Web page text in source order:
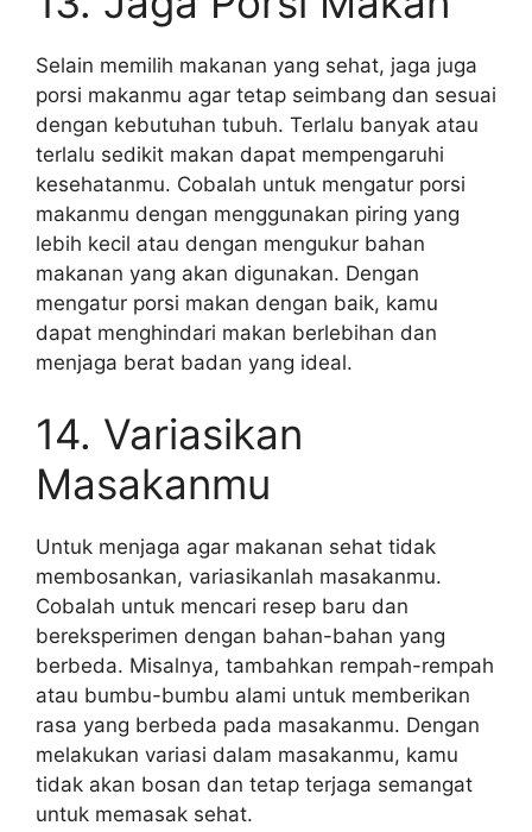
Selain memilih makanan yang sehat, jaga juga
porsi makanmu agar tetap seimbang dan sesuai
dengan kebutuhan tubuh. Terlalu banyak atau
terlalu sedikit makan dapat mempengaruhi
kesehatanmu. Cobalah untuk mengatur porsi
makanmu dengan menggunakan piring yang
lebih kecil atau dengan mengukur bahan
makanan yang akan digunakan. Dengan
mengatur porsi makan dengan baik, kamu
dapat menghindari makan berlebihan dan
menjaga berat badan yang ideal.
14. Variasikan
Masakanmu
Untuk menjaga agar makanan sehat tidak
membosankan, variasikanlah masakanmu.
Cobalah untuk mencari resep baru dan
bereksperimen dengan bahan-bahan yang
berbeda. Misalnya, tambahkan rempah-rempah
atau bumbu-bumbu alami untuk memberikan
rasa yang berbeda pada masakanmu. Dengan
melakukan variasi dalam masakanmu, kamu
tidak akan bosan dan tetap terjaga semangat
untuk memasak sehat.